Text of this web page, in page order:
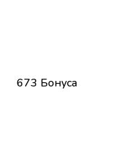
673 Бонуса